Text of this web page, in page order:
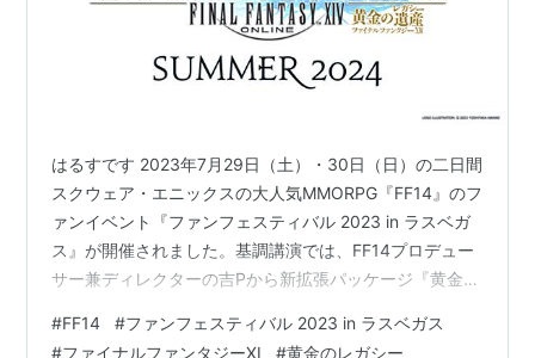
はるすです 2023年7月29日（土）・30日（日）の二日間
スクウェア・エニックスの大人気MMORPG『FF14』のフ
ァンイベント『ファンフェスティバル 2023 in ラスベガ
ス』が開催されました。基調講演では、FF14プロデュー
サー兼ディレクターの吉Pから新拡張パッケージ『黄金の
のオマージュを感じさせますね。新ジョブの予想は吉Pの
#FF14 #ファンフェスティバル 2023 in ラスベガス
#ファイナルファンタジーXI #黄金のレガシー